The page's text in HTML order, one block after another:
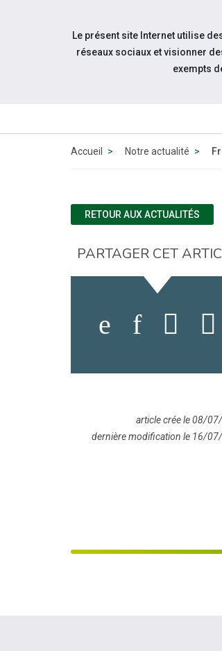
Aller au contenu
Accueil Notre actualité
RETOUR AUX ACTUALITÉS
PARTAGER CET
article crée le 08/
dernière modification le 16/
Le présent site Internet utilise
réseaux sociaux et visionner
exempts